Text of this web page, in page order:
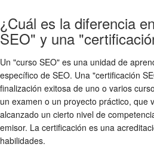
¿Cuál es la diferencia
SEO" y una
Un "curso SEO" es una unidad de
específico de SEO. Una "certificación
finalización exitosa de uno o varios
un examen o un proyecto práctico, que
alcanzado un cierto nivel de
emisor. La certificación es una
habilidades.